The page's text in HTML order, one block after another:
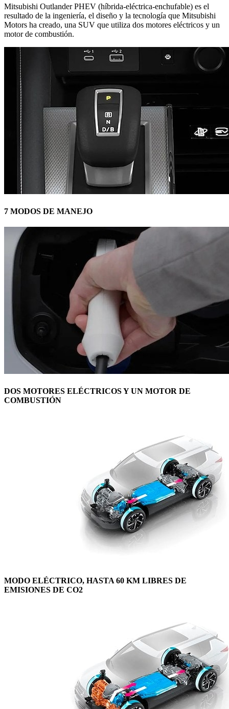
Mitsubishi Outlander PHEV (híbrida-eléctrica-enchufable) es el
resultado de la ingeniería, el diseño y la tecnología que Mitsubishi
Motors ha creado, una SUV que utiliza dos motores eléctricos y un
motor de combustión.
7 MODOS DE MANEJO
DOS MOTORES ELÉCTRICOS Y UN MOTOR DE
COMBUSTIÓN
MODO ELÉCTRICO, HASTA 60 KM LIBRES DE
EMISIONES DE CO2